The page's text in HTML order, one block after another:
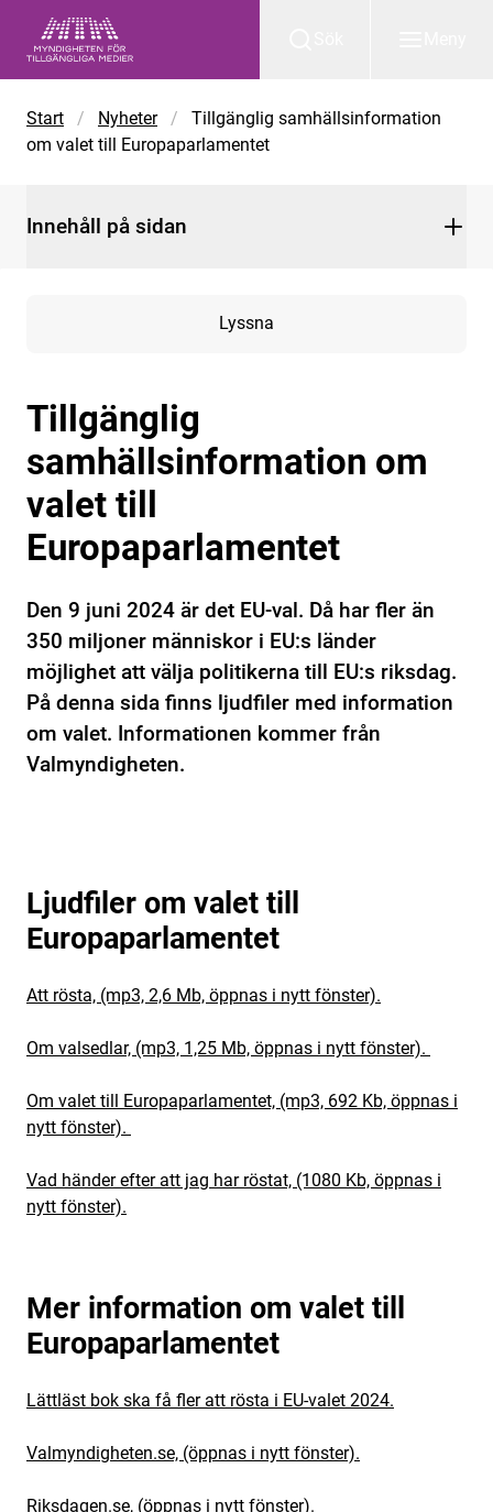
Start / Nyheter /
Tillgänglig samhällsinformation
om valet till Europaparlamentet
Lyssna
Tillgänglig
samhällsinformation om
valet till
Europaparlamentet
Den 9 juni 2024 är det EU-val. Då har fler än
350 miljoner människor i EU:s länder
möjlighet att välja politikerna till EU:s riksdag.
På denna sida finns ljudfiler med information
om valet. Informationen kommer från
Valmyndigheten.
Ljudfiler om valet till
Europaparlamentet
Att rösta, (mp3, 2,6 Mb, öppnas i nytt fönster).
Om valsedlar, (mp3, 1,25 Mb, öppnas i nytt fönster).
Om valet till Europaparlamentet, (mp3, 692 Kb, öppnas i
nytt fönster).
Vad händer efter att jag har röstat, (1080 Kb, öppnas i
nytt fönster).
Mer information om valet till
Europaparlamentet
Lättläst bok ska få fler att rösta i EU-valet 2024.
Valmyndigheten.se, (öppnas i nytt fönster).
Riksdagen.se, (öppnas i nytt fönster).
Innehåll på sidan